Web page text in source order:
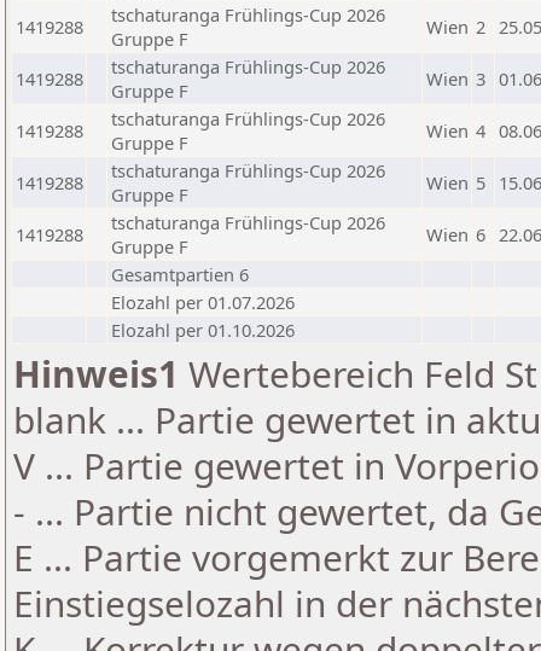
1419288
tschaturanga Frühlings-Cup 2026
Gruppe F
Wien 2
1419288
tschaturanga Frühlings-Cup 2026
Gruppe F
Wien 3
1419288
tschaturanga Frühlings-Cup 2026
Gruppe F
Wien 4
1419288
tschaturanga Frühlings-Cup 2026
Gruppe F
Wien 5
1419288
tschaturanga Frühlings-Cup 2026
Gruppe F
Wien 6
Gesamtpartien 6
Elozahl per 01.07.2026
Elozahl per 01.10.2026
Hinweis1 Wertebereich Feld
blank ... Partie gewertet in
V ... Partie gewertet in
- ... Partie nicht gewertet, da
E ... Partie vorgemerkt zur
Einstiegselozahl in der